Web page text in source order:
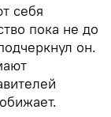
себя
пока не до
он.